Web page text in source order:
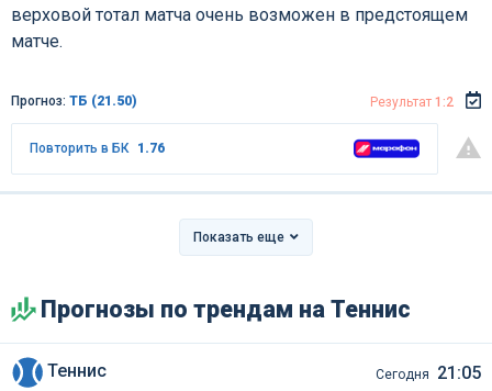
верховой тотал матча очень возможен в предстоящем
матче.
Прогноз: ТБ (21.50) Результат 1:2
Повторить в БК 1.76
Показать еще
Прогнозы по трендам на Теннис
Теннис Сегодня 21:05